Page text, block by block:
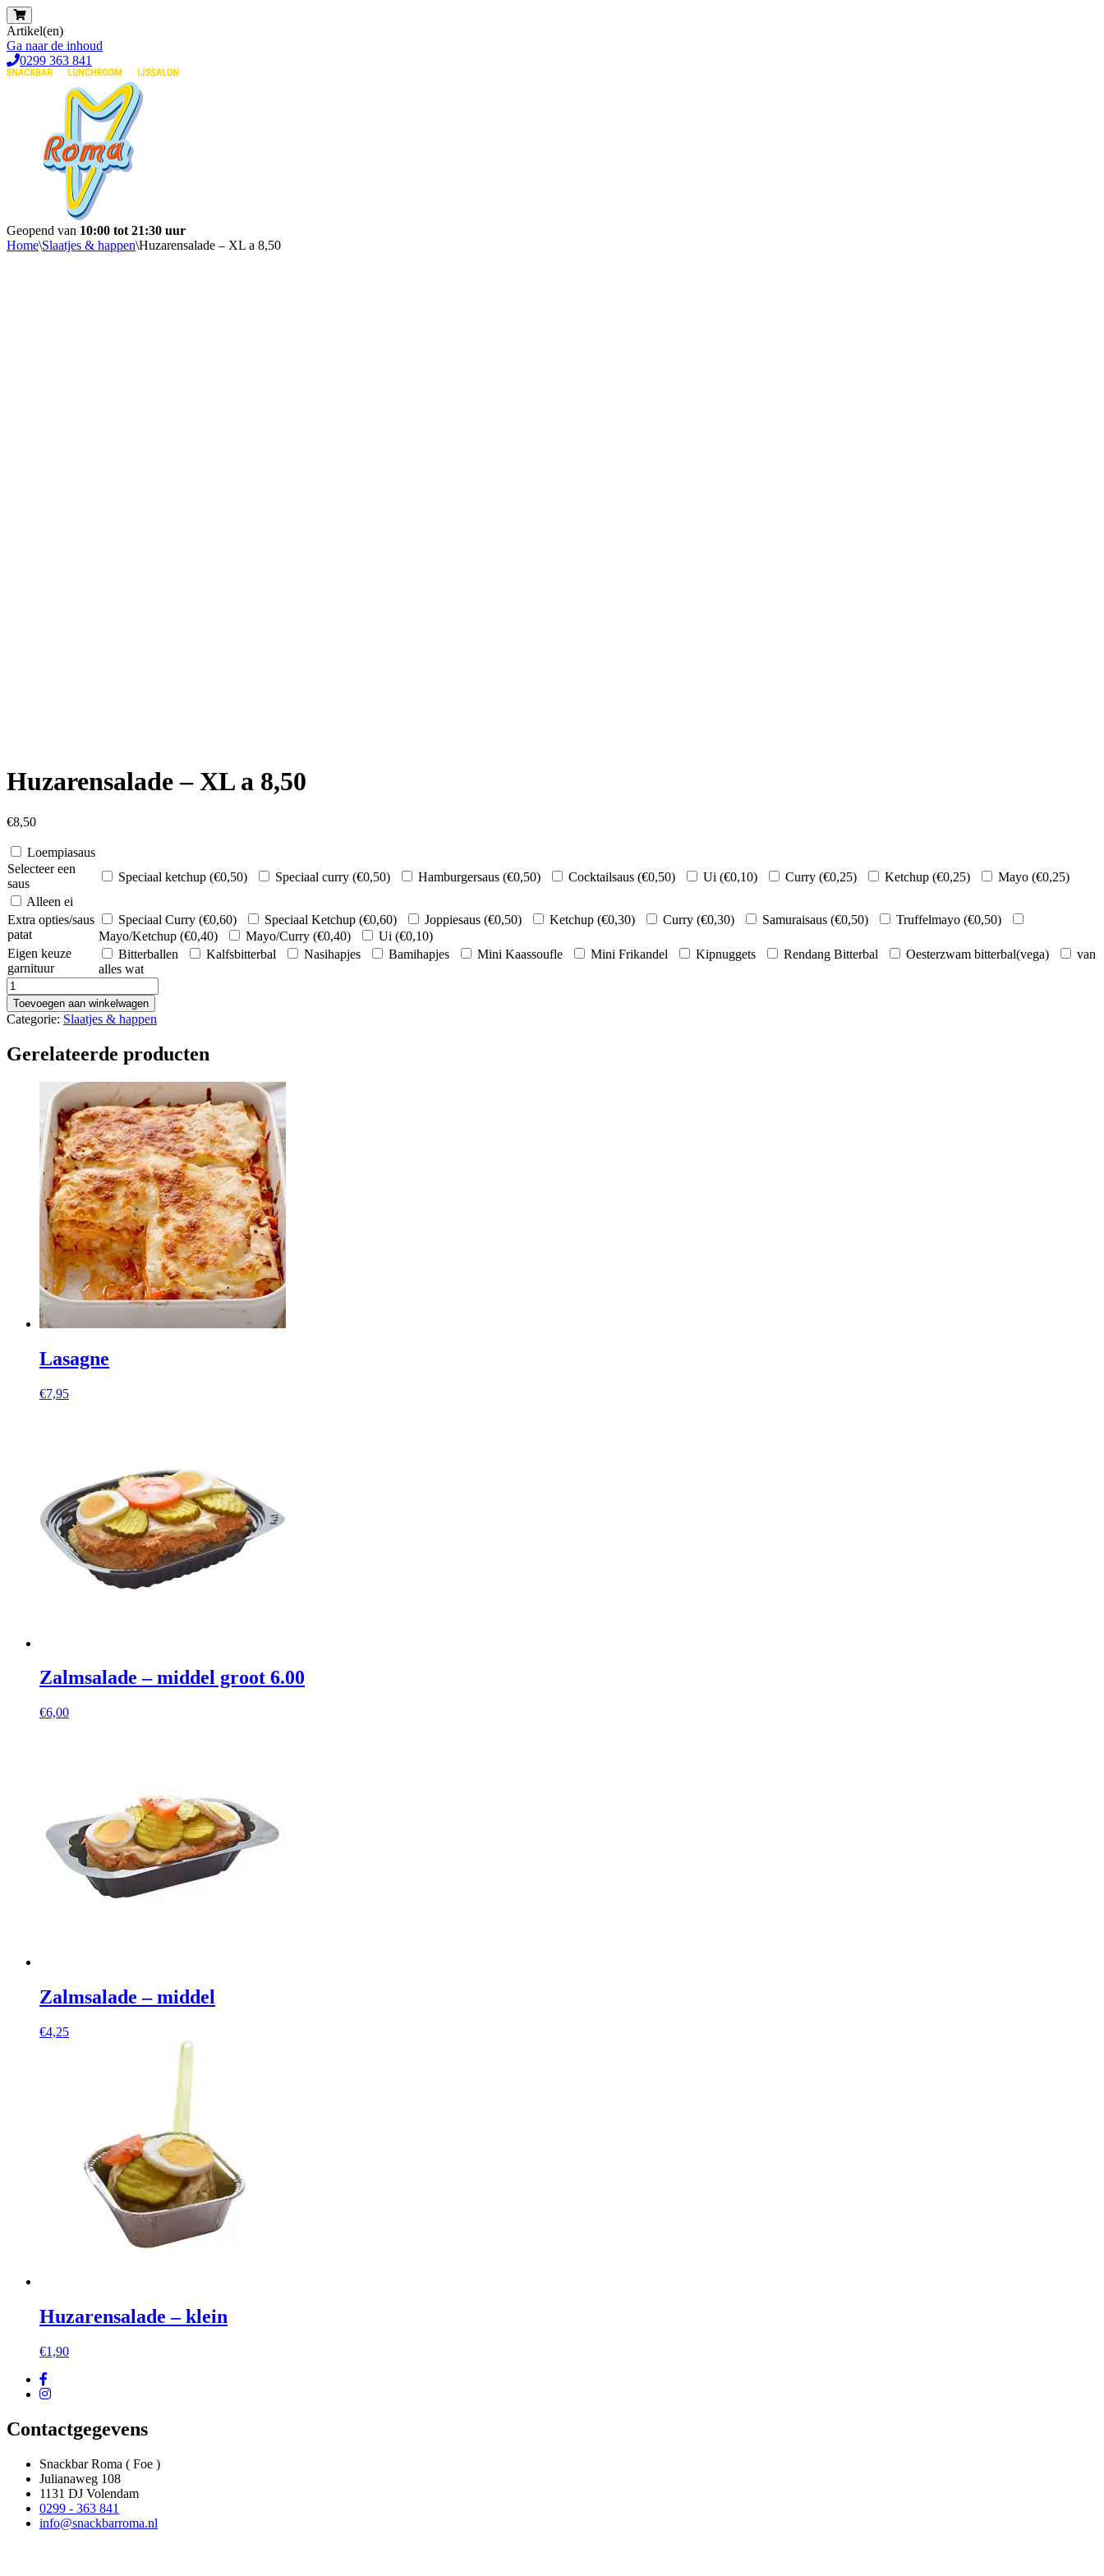
Artikel(en)
Ga naar de inhoud
0299 363 841
Geopend van 10:00 tot 21:30 uur
Home\Slaatjes & happen\Huzarensalade – XL a 8,50
Huzarensalade – XL a 8,50
€8,50
Loempiasaus
Selecteer een
saus
Speciaal ketchup (€0,50) Speciaal curry (€0,50) Hamburgersaus (€0,50) Cocktailsaus (€0,50) Ui (€0,10) Curry (€0,25) Ketchup (€0,25) Mayo (€0,25)
Alleen ei
Extra opties/saus
patat
Speciaal Curry (€0,60) Speciaal Ketchup (€0,60) Joppiesaus (€0,50) Ketchup (€0,30) Curry (€0,30) Samuraisaus (€0,50) Truffelmayo (€0,50)
Mayo/Ketchup (€0,40) Mayo/Curry (€0,40) Ui (€0,10)
Eigen keuze
garnituur
Bitterballen Kalfsbitterbal Nasihapjes Bamihapjes Mini Kaassoufle Mini Frikandel Kipnuggets Rendang Bitterbal Oesterzwam bitterbal(vega)
van
alles wat
Huzarensalade
-
XL
a
aantal
Toevoegen aan winkelwagen
Categorie: Slaatjes & happen
Gerelateerde producten
Lasagne
€7,95
Zalmsalade – middel groot 6.00
€6,00
Zalmsalade – middel
€4,25
Huzarensalade – klein
€1,90
Contactgegevens
Snackbar Roma ( Foe )
Julianaweg 108
1131 DJ Volendam
0299 - 363 841
info@snackbarroma.nl